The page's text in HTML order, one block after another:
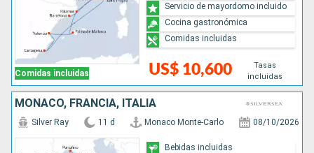
Comidas incluidas US$ 10,600
Tasas
incluidas
Servicio de mayordomo incluido
Cocina gastronómica
Comidas incluidas
MONACO, FRANCIA, ITALIA
Silver Ray 11 d Monaco Monte-Carlo 08/10/2026
Bebidas incluidas